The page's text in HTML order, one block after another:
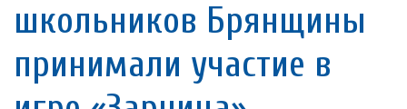
школьников Брянщины
принимали участие в